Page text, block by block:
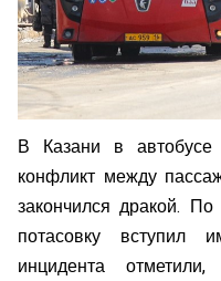
В Казани в
конфликт между
закончился дракой.
потасовку вступил
инцидента